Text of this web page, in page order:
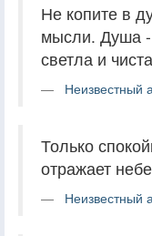
Не копите в
мысли. Душа -
светла и
Неизвестный
Только
отражает
Неизвестный